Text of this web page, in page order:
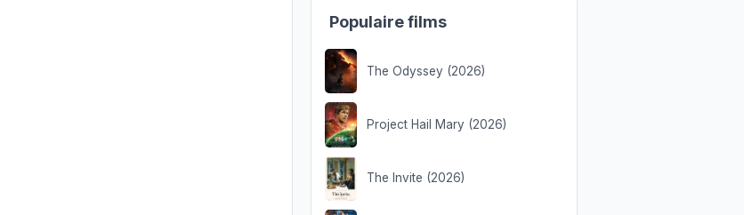
Populaire films
The Odyssey (2026)
Project Hail Mary (2026)
The Invite (2026)